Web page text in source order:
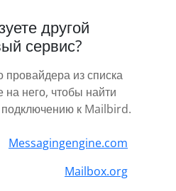
другой
сервис?
провайдера из списка
него, чтобы найти
подключению к Mailbird.
Messagingengine.com
Mailbox.org